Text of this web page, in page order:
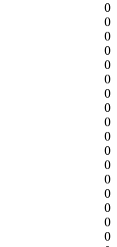
0
0
0
0
0
0
0
0
0
0
0
0
0
0
0
0
0